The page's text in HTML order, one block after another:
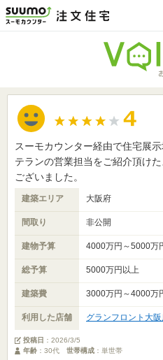
スーモカウンター経由で住宅展
テランの営業担当をご紹介頂け
ございました。
建築エリア 大阪府
間取り 非公開
建物予算 4000万円～5000万
総予算 5000万円以上
建築費 3000万円～4000万
利用した店舗 グランフロント大
投稿日 ： 2026/3/5
年齢 ：30代 世帯構成 ：単世帯